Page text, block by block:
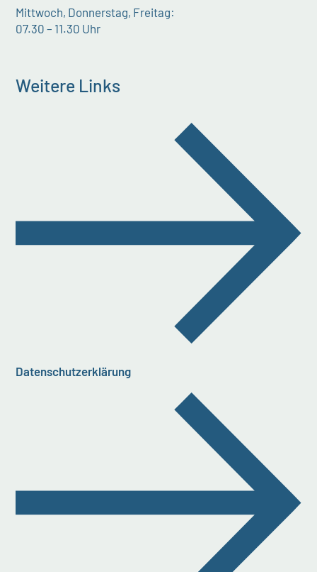
Mittwoch, Donnerstag, Freitag:
07.30 – 11.30 Uhr
Weitere Links
Datenschutzerklärung